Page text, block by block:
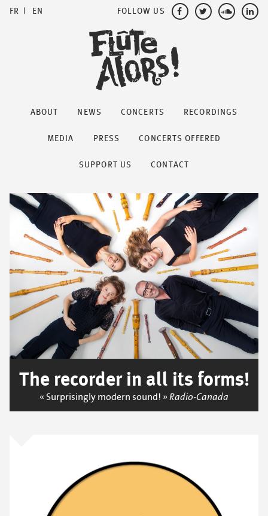
FR EN FOLLOW US
ABOUT NEWS CONCERTS RECORDINGS
MEDIA PRESS CONCERTS OFFERED
SUPPORT US CONTACT
The recorder in all its forms!
« Surprisingly modern sound! »Radio-Canada